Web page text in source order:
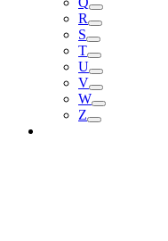
R
S
T
U
V
W
Z